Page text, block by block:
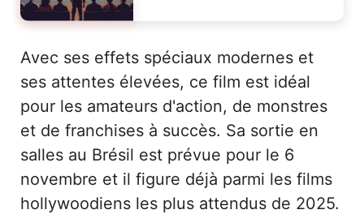
Avec ses effets spéciaux modernes et
ses attentes élevées, ce film est idéal
pour les amateurs d'action, de monstres
et de franchises à succès. Sa sortie en
salles au Brésil est prévue pour le 6
novembre et il figure déjà parmi les films
hollywoodiens les plus attendus de 2025.